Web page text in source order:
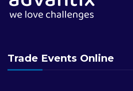
Trade Events Online